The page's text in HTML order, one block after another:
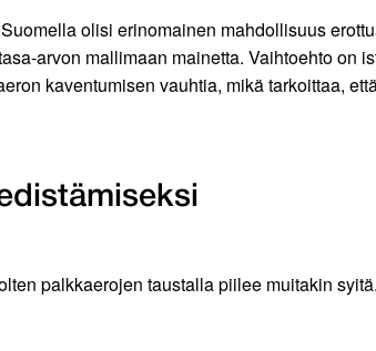
olisi erinomainen mahdollisuus
arvon mallimaan mainetta. Vaihtoehto on
kaventumisen vauhtia, mikä tarkoittaa,
palkkaerojen taustalla piilee muitakin syitä.